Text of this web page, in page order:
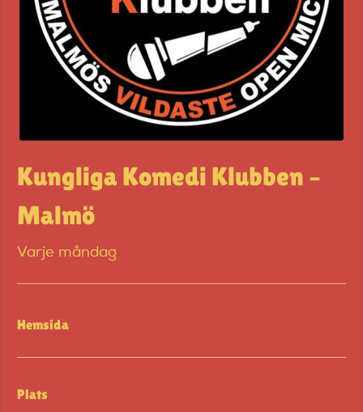
Kungliga Komedi Klubben –
Malmö
Varje måndag
Hemsida
Plats